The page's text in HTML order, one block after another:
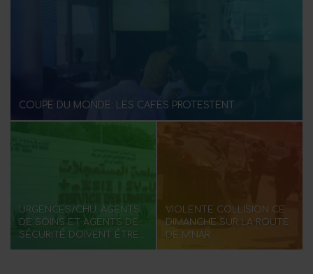
COUPE DU MONDE: LES CAFÉS PROTESTENT
URGENCES/CHU: AGENTS
DE SOINS ET AGENTS DE
SÉCURITÉ DOIVENT ÊTRE…
VIOLENTE COLLISION CE
DIMANCHE SUR LA ROUTE
DE M’NAR